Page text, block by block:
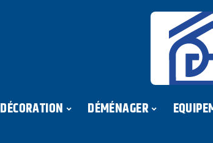
DÉCORATION DÉMÉNAGER